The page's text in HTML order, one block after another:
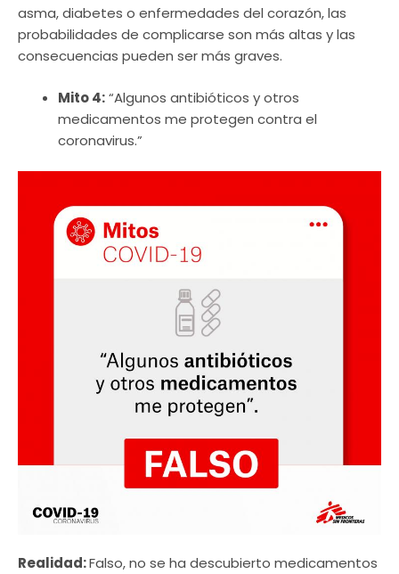
asma, diabetes o enfermedades del corazón, las
probabilidades de complicarse son más altas y las
consecuencias pueden ser más graves.
Mito 4:“Algunos antibióticos y otros
medicamentos me protegen contra el
coronavirus.”
Realidad:Falso, no se ha descubierto medicamentos